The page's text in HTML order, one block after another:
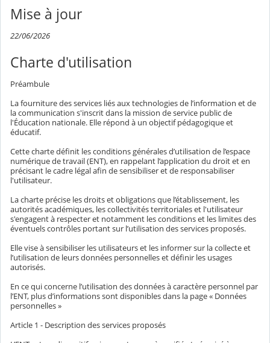
Mise à jour
22/06/2026
Charte d'utilisation
Préambule
La fourniture des services liés aux technologies de l’information et de
la communication s'inscrit dans la mission de service public de
l'Éducation nationale. Elle répond à un objectif pédagogique et
éducatif.
Cette charte définit les conditions générales d’utilisation de l’espace
numérique de travail (ENT), en rappelant l’application du droit et en
précisant le cadre légal afin de sensibiliser et de responsabiliser
l'utilisateur.
La charte précise les droits et obligations que l’établissement, les
autorités académiques, les collectivités territoriales et l'utilisateur
s'engagent à respecter et notamment les conditions et les limites des
éventuels contrôles portant sur l’utilisation des services proposés.
Elle vise à sensibiliser les utilisateurs et les informer sur la collecte et
l’utilisation de leurs données personnelles et définir les usages
autorisés.
En ce qui concerne l’utilisation des données à caractère personnel par
l’ENT, plus d’informations sont disponibles dans la page « Données
personnelles »
Article 1 - Description des services proposés